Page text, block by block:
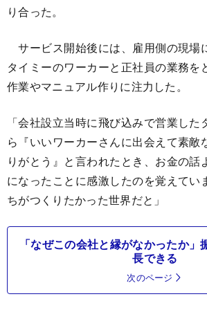
り合った。
サービス開始後には、雇用側の現場
タイミーのワーカーと正社員の業務を
作業やマニュアル作りに注力した。
「会社設立当時に飛び込みで営業し
ら『いいワーカーさんに出会えて素敵
りがとう』と言われたとき、お金の話
になったことに感激したのを覚えてい
ちがつくりたかった世界だと」
「なぜこの会社と縁がなかったか
長できる
次のページ